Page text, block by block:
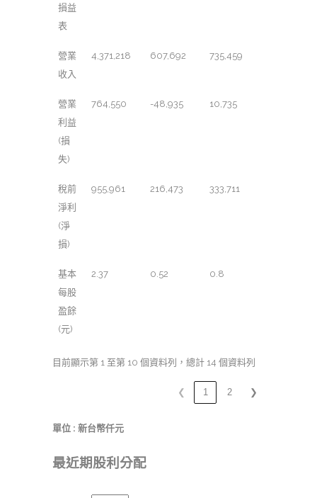
損益
表
營業
收入
4,371,218 607,692 735,459
營業
利益
(損
失)
764,550 -48,935 10,735
稅前
淨利
(淨
損)
955,961 216,473 333,711
基本
每股
盈餘
(元)
2.37 0.52 0.8
目前顯示第 1 至第 10 個資料列，總計 14 個資料列
❮ 1 2 ❯
單位 : 新台幣仟元
最近期股利分配